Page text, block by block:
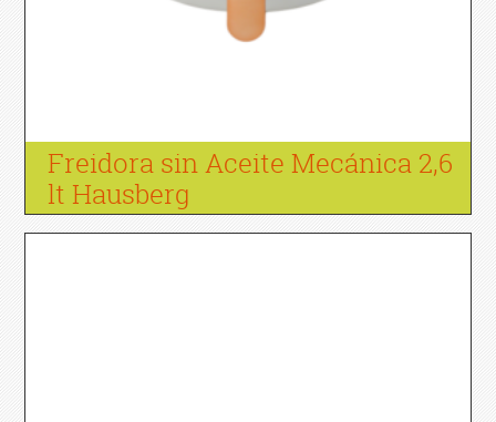
Freidora sin Aceite Mecánica 2,6
lt Hausberg